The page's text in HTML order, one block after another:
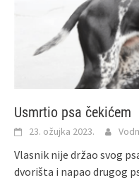
Usmrtio psa čekićem
23. ožujka 2023.
Vlasnik nije držao svog
dvorišta i napao drugog